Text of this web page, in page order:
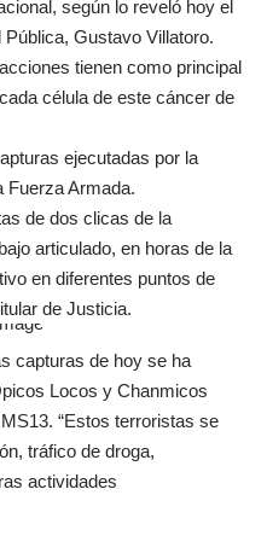
según lo reveló hoy el
Gustavo Villatoro.
tienen como principal
célula de este cáncer de
ejecutadas por la
Fuerza Armada.
de dos clicas de la
articulado, en horas de la
en diferentes puntos de
de Justicia.
capturas de hoy se ha
Locos y Chanmicos
“Estos terroristas se
tráfico de droga,
actividades